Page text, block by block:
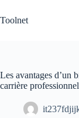
au
contenu
Toolnet
Les avantages d’un
carrière